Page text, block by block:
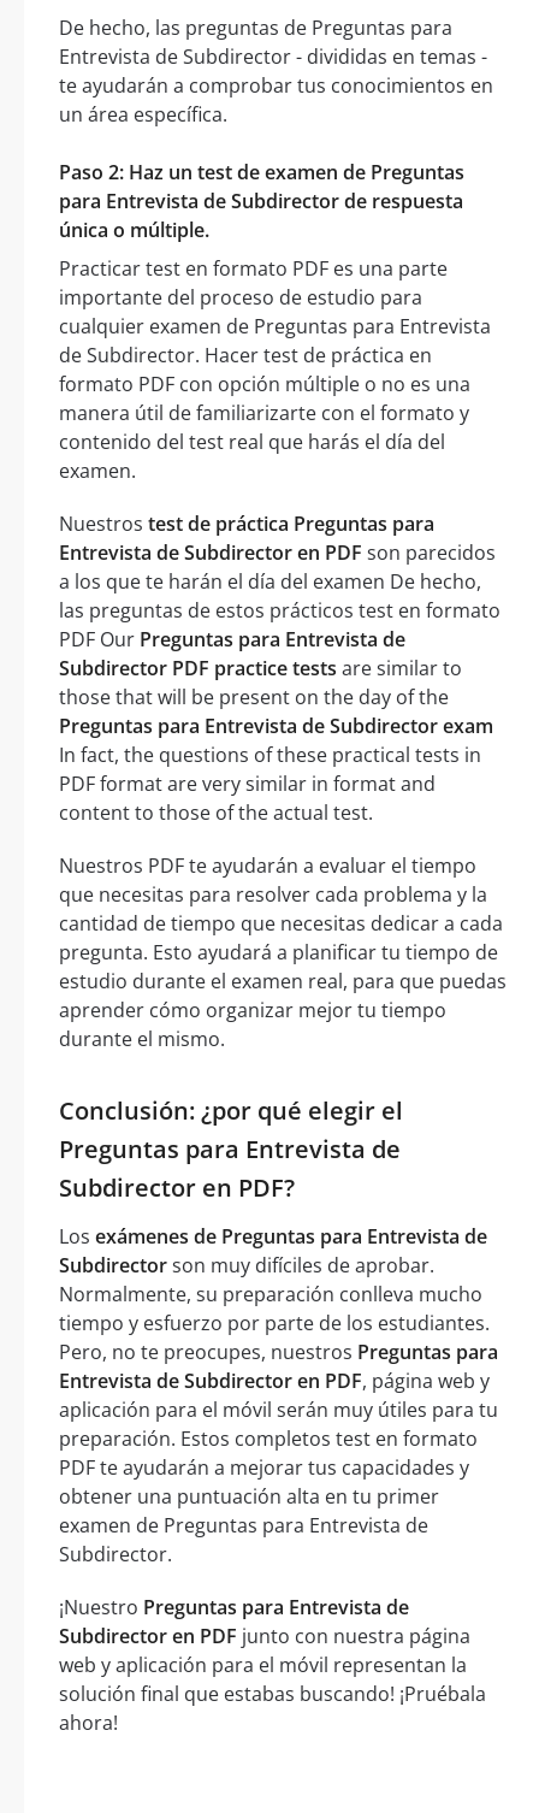
De hecho, las preguntas de Preguntas para
Entrevista de Subdirector - divididas en temas -
te ayudarán a comprobar tus conocimientos en
un área específica.
Paso 2: Haz un test de examen de Preguntas
para Entrevista de Subdirector de respuesta
única o múltiple.
Practicar test en formato PDF es una parte
importante del proceso de estudio para
cualquier examen de Preguntas para Entrevista
de Subdirector. Hacer test de práctica en
formato PDF con opción múltiple o no es una
manera útil de familiarizarte con el formato y
contenido del test real que harás el día del
examen.
Nuestros test de práctica Preguntas para
Entrevista de Subdirector en PDF son parecidos
a los que te harán el día del examen De hecho,
las preguntas de estos prácticos test en formato
PDF Our Preguntas para Entrevista de
Subdirector PDF practice tests are similar to
those that will be present on the day of the
Preguntas para Entrevista de Subdirector exam
In fact, the questions of these practical tests in
PDF format are very similar in format and
content to those of the actual test.
Nuestros PDF te ayudarán a evaluar el tiempo
que necesitas para resolver cada problema y la
cantidad de tiempo que necesitas dedicar a cada
pregunta. Esto ayudará a planificar tu tiempo de
estudio durante el examen real, para que puedas
aprender cómo organizar mejor tu tiempo
durante el mismo.
Conclusión: ¿por qué elegir el
Preguntas para Entrevista de
Subdirector en PDF?
Los exámenes de Preguntas para Entrevista de
Subdirectorson muy difíciles de aprobar.
Normalmente, su preparación conlleva mucho
tiempo y esfuerzo por parte de los estudiantes.
Pero, no te preocupes, nuestros Preguntas para
Entrevista de Subdirector en PDF, página web y
aplicación para el móvil serán muy útiles para tu
preparación. Estos completos test en formato
PDF te ayudarán a mejorar tus capacidades y
obtener una puntuación alta en tu primer
examen de Preguntas para Entrevista de
Subdirector.
¡Nuestro Preguntas para Entrevista de
Subdirector en PDF junto con nuestra página
web y aplicación para el móvil representan la
solución final que estabas buscando! ¡Pruébala
ahora!